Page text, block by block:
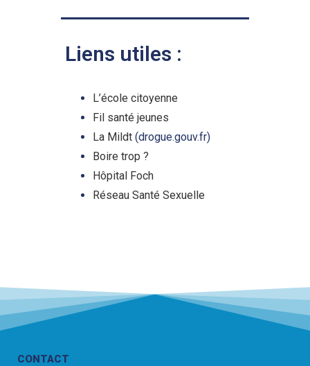
Liens utiles :
L’école citoyenne
Fil santé jeunes
La Mildt (drogue.gouv.fr)
Boire trop ?
Hôpital Foch
Réseau Santé Sexuelle
CONTACT